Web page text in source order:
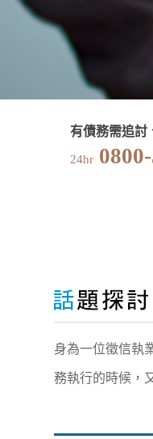
有債務需追討
24hr
身為一位徵信執
務執行的時候，